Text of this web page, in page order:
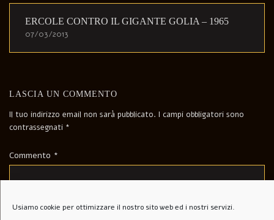
Usiamo cookie per ottimizzare il nostro sito web ed i nostri servizi.
ERCOLE CONTRO IL GIGANTE GOLIA – 1965
07/03/2013
LASCIA UN COMMENTO
Il tuo indirizzo email non sarà pubblicato. I campi obbligatori sono
contrassegnati *
Commento *